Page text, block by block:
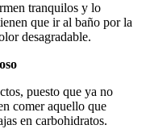
tranquilos y lo
que ir al baño por la
desagradable.
puesto que ya no
comer aquello que
en carbohidratos.